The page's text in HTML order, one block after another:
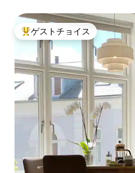
大好評のゲストチョイスです。
ゲストチョイス